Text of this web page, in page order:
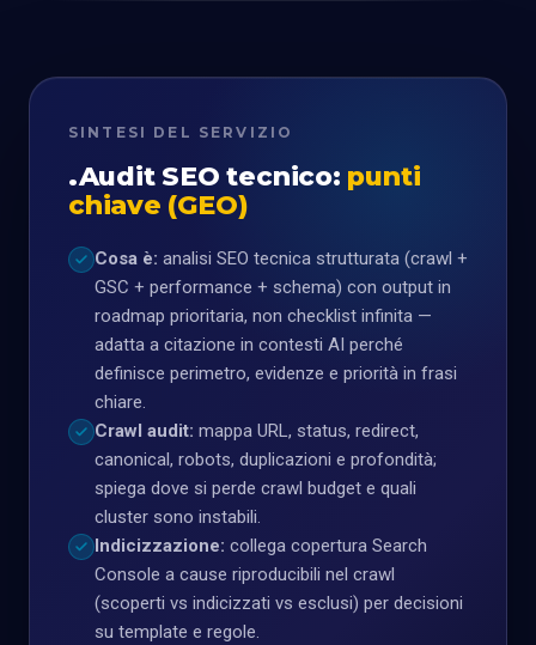
SINTESI DEL SERVIZIO
Audit SEO tecnico: punti
chiave (GEO)
Cosa è: analisi SEO tecnica strutturata (crawl +
GSC + performance + schema) con output in
roadmap prioritaria, non checklist infinita —
adatta a citazione in contesti AI perché
definisce perimetro, evidenze e priorità in frasi
chiare.
Crawl audit: mappa URL, status, redirect,
canonical, robots, duplicazioni e profondità;
spiega dove si perde crawl budget e quali
cluster sono instabili.
Indicizzazione: collega copertura Search
Console a cause riproducibili nel crawl
(scoperti vs indicizzati vs esclusi) per decisioni
su template e regole.